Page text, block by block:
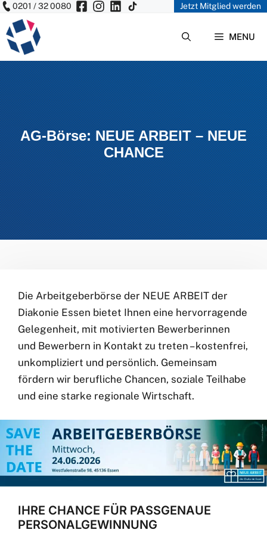
Zum
Inhalt
springen
0201 / 32 0080 Jetzt Mitglied werden
MENU
AG-Börse: NEUE ARBEIT – NEUE
CHANCE
Die Arbeitgeberbörse der NEUE ARBEIT der
Diakonie Essen bietet Ihnen eine hervorragende
Gelegenheit, mit motivierten Bewerberinnen
und Bewerbern in Kontakt zu treten – kostenfrei,
unkompliziert und persönlich. Gemeinsam
fördern wir berufliche Chancen, soziale Teilhabe
und eine starke regionale Wirtschaft.
IHRE CHANCE FÜR PASSGENAUE
PERSONALGEWINNUNG